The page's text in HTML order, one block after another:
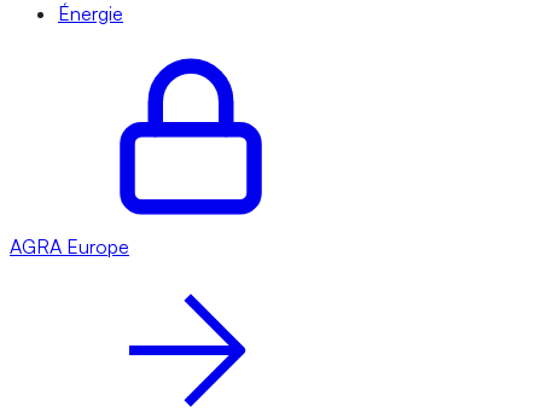
Énergie
AGRA Europe